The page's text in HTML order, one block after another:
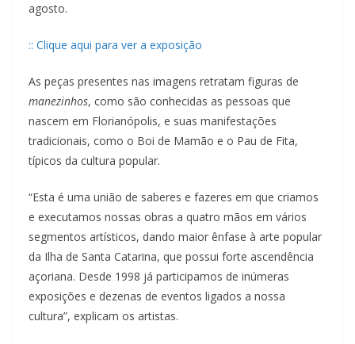
n
e
n
s
e
a
c
l
i
q
u
agosto.
:: Clique aqui para ver a exposição
As peças presentes nas imagens retratam figuras de
manezinhos, como são conhecidas as pessoas que
nascem em Florianópolis, e suas manifestações
tradicionais, como o Boi de Mamão e o Pau de Fita,
típicos da cultura popular.
“Esta é uma união de saberes e fazeres em que criamos
e executamos nossas obras a quatro mãos em vários
segmentos artísticos, dando maior ênfase à arte popular
da Ilha de Santa Catarina, que possui forte ascendência
açoriana. Desde 1998 já participamos de inúmeras
exposições e dezenas de eventos ligados a nossa
cultura”, explicam os artistas.